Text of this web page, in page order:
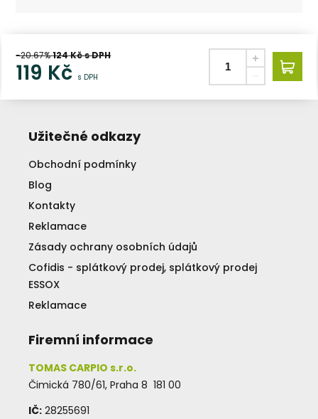
-20.67%124Kč s DPH
119 Kč s DPH
Užitečné odkazy
Obchodní podmínky
Blog
Kontakty
Reklamace
Zásady ochrany osobních údajů
Cofidis - splátkový prodej, splátkový prodej
ESSOX
Reklamace
Firemní informace
TOMAS CARPIO s.r.o.
Čimická 780/61, Praha 8 181 00
IČ: 28255691